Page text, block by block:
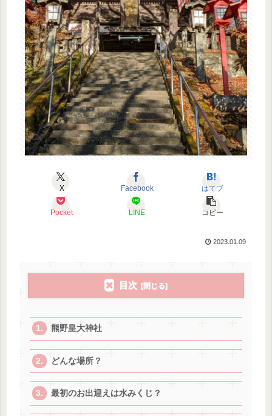
X Facebook はてブ
Pocket LINE コピー
2023.01.09
目次
熊野皇大神社
どんな場所？
最初のお出迎えは水みくじ？